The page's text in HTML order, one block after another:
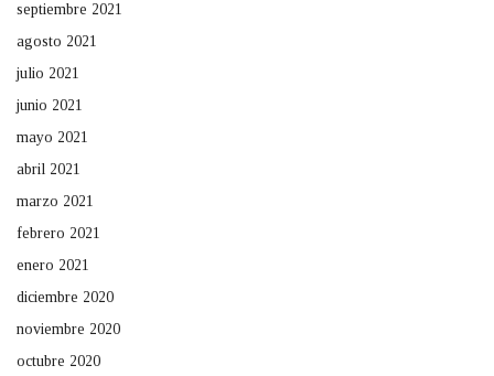
septiembre 2021
agosto 2021
julio 2021
junio 2021
mayo 2021
abril 2021
marzo 2021
febrero 2021
enero 2021
diciembre 2020
noviembre 2020
octubre 2020